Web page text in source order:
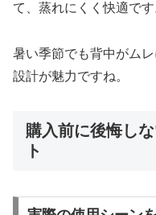
て、蒸れにくく快適です
暑い季節でも背中がム
設計が魅力ですね。
購入前に後悔し
ト